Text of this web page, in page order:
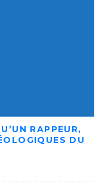
RAPPEUR,
DU